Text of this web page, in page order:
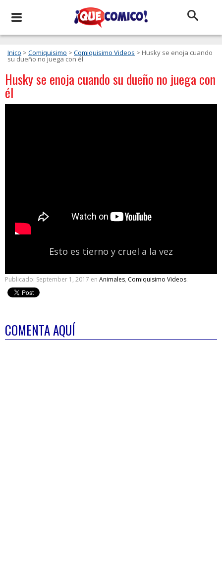
Inico > Comiquisimo > Comiquisimo Videos > Husky se enoja cuando
su dueño no juega con él
Husky se enoja cuando su dueño no juega con
él
Esto es tierno y cruel a la vez
Publicado: September 1, 2017 en Animales, Comiquisimo Videos.
COMENTA AQUÍ